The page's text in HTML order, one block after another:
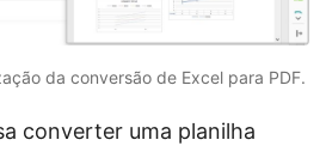
da conversão de Excel para PDF.
converter uma planilha